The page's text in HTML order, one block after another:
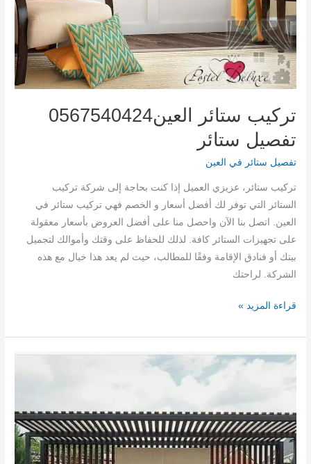
تركيب ستائر العين0567540424
تفصيل ستائر
تفصيل ستائر في العين
تركيب ستائر، عزيزي العميل إذا كنت بحاجة إلى شركة تركيب
الستائر التي توفر لك أفضل أسعار و الخصم فهي تركيب ستائر في
العين. اتصل بنا الآن واحصل منا على أفضل العروض بأسعار معقولة
على تجهيزات الستائر كافة. لذلك للحفاظ على وقتك وأموالك لتجميل
بيتك أو فنادق الإقامة وفقًا للمطالب، حيث لم يعد هذا خيال مع هذه
الشركة. لراحتك
تركيب
العين0567540424
تفصيل
قراءة المزيد »